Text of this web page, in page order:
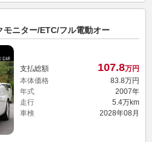
ニター/ETC/フル電動オー
支払総額 107.8万円
本体価格
83.8万円
年式
2007年
走行
5.4万km
車検
2028年08月